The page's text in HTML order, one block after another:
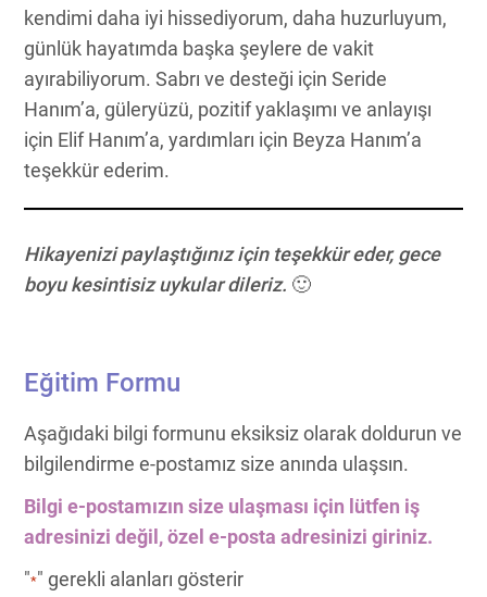
kendimi daha iyi hissediyorum, daha huzurluyum,
günlük hayatımda başka şeylere de vakit
ayırabiliyorum. Sabrı ve desteği için Seride
Hanım’a, güleryüzü, pozitif yaklaşımı ve anlayışı
için Elif Hanım’a, yardımları için Beyza Hanım’a
teşekkür ederim.
Hikayenizi paylaştığınız için teşekkür eder, gece
boyu kesintisiz uykular dileriz. 🙂
Eğitim Formu
Aşağıdaki bilgi formunu eksiksiz olarak doldurun ve
bilgilendirme e-postamız size anında ulaşsın.
Bilgi e-postamızın size ulaşması için lütfen iş
adresinizi değil, özel e-posta adresinizi giriniz.
"*" gerekli alanları gösterir